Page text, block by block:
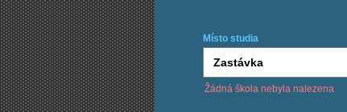
Místo studia
Žádná škola nebyla nalezena